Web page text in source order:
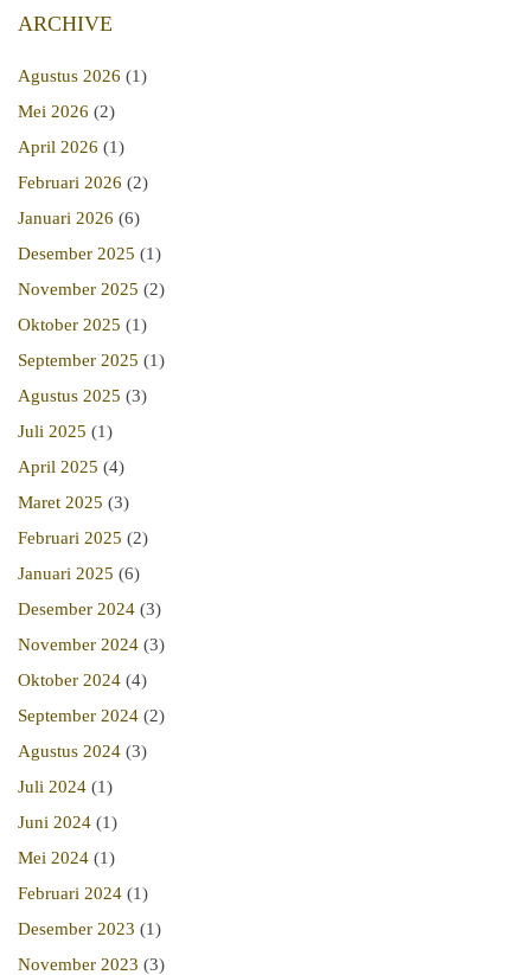
ARCHIVE
Agustus 2026 (1)
Mei 2026 (2)
April 2026 (1)
Februari 2026 (2)
Januari 2026 (6)
Desember 2025 (1)
November 2025 (2)
Oktober 2025 (1)
September 2025 (1)
Agustus 2025 (3)
Juli 2025 (1)
April 2025 (4)
Maret 2025 (3)
Februari 2025 (2)
Januari 2025 (6)
Desember 2024 (3)
November 2024 (3)
Oktober 2024 (4)
September 2024 (2)
Agustus 2024 (3)
Juli 2024 (1)
Juni 2024 (1)
Mei 2024 (1)
Februari 2024 (1)
Desember 2023 (1)
November 2023 (3)